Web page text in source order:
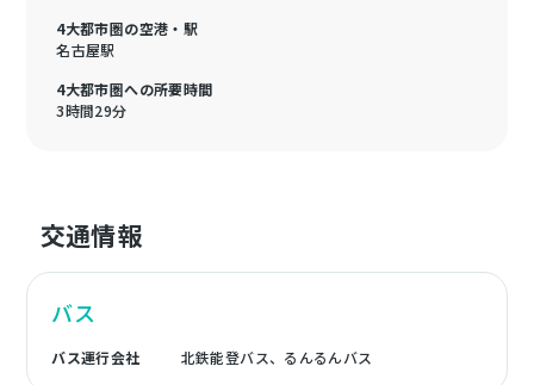
4大都市圏の空港・駅
名古屋駅
4大都市圏への所要時間
3時間29分
交通情報
バス
バス運行会社 北鉄能登バス、るんるんバス